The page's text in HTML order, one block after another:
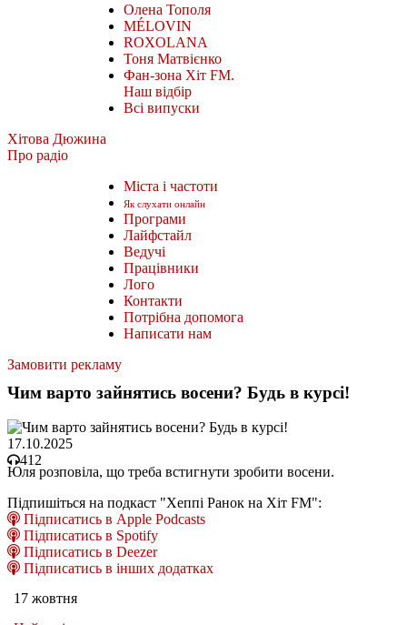
Олена Тополя
MÉLOVIN
ROXOLANA
Тоня Матвієнко
Фан-зона Хіт FM.
Наш відбір
Всі випуски
Хітова Дюжина
Про радіо
Міста і частоти
Як слухати онлайн
Програми
Лайфстайл
Ведучі
Працівники
Лого
Контакти
Потрібна допомога
Написати нам
Замовити рекламу
Чим варто зайнятись восени? Будь в курсі!
17.10.2025
412
Юля розповіла, що треба встигнути зробити восени.
Підпишіться на подкаст "Хеппі Ранок на Хіт FM":
Підписатись в Apple Podcasts
Підписатись в Spotify
Підписатись в Deezer
Підписатись в інших додатках
17 жовтня